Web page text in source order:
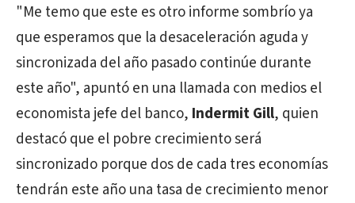
"Me temo que este es otro informe sombrío ya
que esperamos que la desaceleración aguda y
sincronizada del año pasado continúe durante
este año", apuntó en una llamada con medios el
economista jefe del banco, Indermit Gill, quien
destacó que el pobre crecimiento será
sincronizado porque dos de cada tres economías
tendrán este año una tasa de crecimiento menor